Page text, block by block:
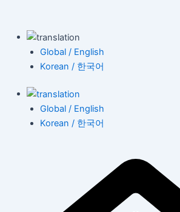
Global / English
Korean / 한국어
Global / English
Korean / 한국어